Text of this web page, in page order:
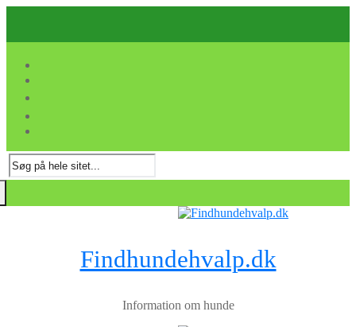
indhold
Søg
efter:
Findhundehvalp.dk
Information om hunde